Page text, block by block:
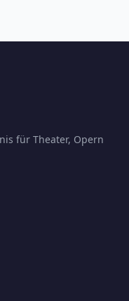
für Theater, Opern